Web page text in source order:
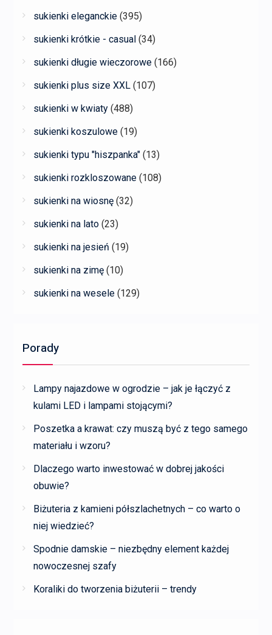
sukienki eleganckie (395)
sukienki krótkie - casual (34)
sukienki długie wieczorowe (166)
sukienki plus size XXL (107)
sukienki w kwiaty (488)
sukienki koszulowe (19)
sukienki typu "hiszpanka" (13)
sukienki rozkloszowane (108)
sukienki na wiosnę (32)
sukienki na lato (23)
sukienki na jesień (19)
sukienki na zimę (10)
sukienki na wesele (129)
Porady
Lampy najazdowe w ogrodzie – jak je łączyć z
kulami LED i lampami stojącymi?
Poszetka a krawat: czy muszą być z tego samego
materiału i wzoru?
Dlaczego warto inwestować w dobrej jakości
obuwie?
Biżuteria z kamieni półszlachetnych – co warto o
niej wiedzieć?
Spodnie damskie – niezbędny element każdej
nowoczesnej szafy
Koraliki do tworzenia biżuterii – trendy